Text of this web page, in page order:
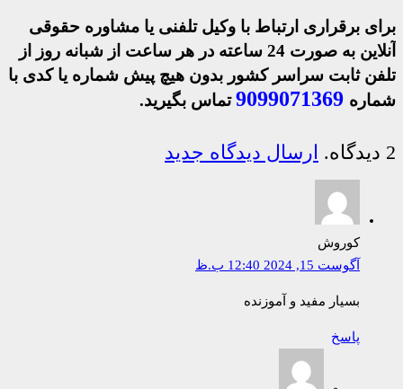
برای برقراری ارتباط با وکیل تلفنی یا مشاوره حقوقی
آنلاین به صورت 24 ساعته در هر ساعت از شبانه روز از
تلفن ثابت سراسر کشور بدون هیچ پیش شماره یا کدی با
شماره
تماس بگیرید.
2 دیدگاه. ارسال دیدگاه جدید
کوروش
آگوست 15, 2024 12:40 ب.ظ
بسیار مفید و آموزنده
پاسخ